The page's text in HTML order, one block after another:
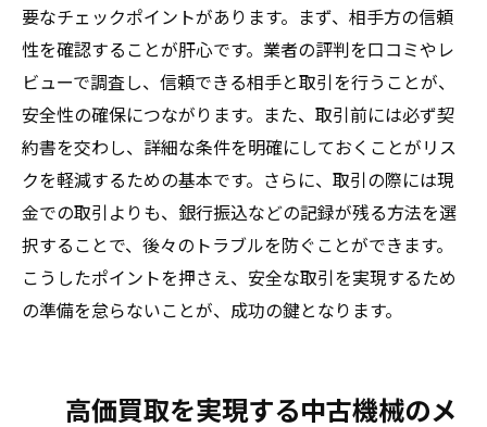
要なチェックポイントがあります。まず、相手方の信頼
性を確認することが肝心です。業者の評判を口コミやレ
ビューで調査し、信頼できる相手と取引を行うことが、
安全性の確保につながります。また、取引前には必ず契
約書を交わし、詳細な条件を明確にしておくことがリス
クを軽減するための基本です。さらに、取引の際には現
金での取引よりも、銀行振込などの記録が残る方法を選
択することで、後々のトラブルを防ぐことができます。
こうしたポイントを押さえ、安全な取引を実現するため
の準備を怠らないことが、成功の鍵となります。
高価買取を実現する中古機械のメ